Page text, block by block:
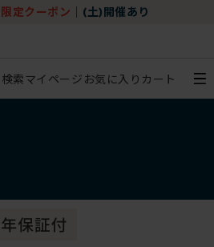
限定クーポン (土)開催あり
検索マイページ お気に入り カート